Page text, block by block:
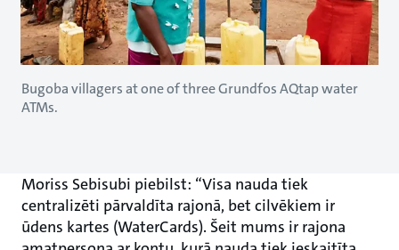
Bugoba villagers at one of three Grundfos AQtap water
ATMs.
Moriss Sebisubi piebilst: “Visa nauda tiek
centralizēti pārvaldīta rajonā, bet cilvēkiem ir
ūdens kartes (WaterCards). Šeit mums ir rajona